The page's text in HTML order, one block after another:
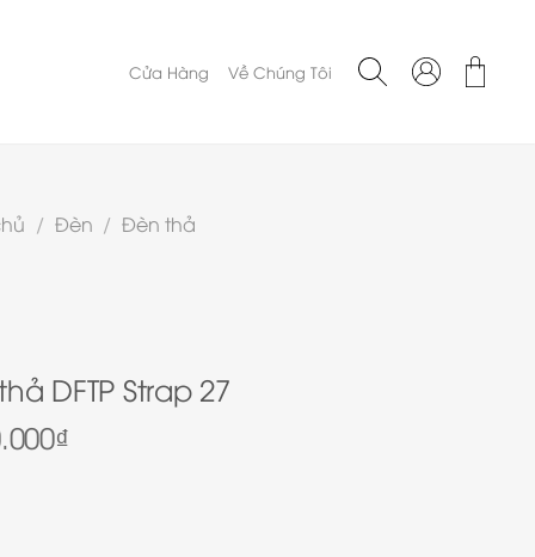
Cửa Hàng Về Chúng Tôi
/ Đèn / Đèn thả
DFTP Strap 27
₫